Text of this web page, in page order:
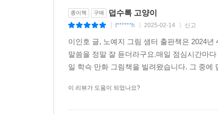
종이책 구매 덥수록 고양이
t******h 2025-02-14 신고
이인호 글, 노예지 그림 샘터 출판책은 2024
말씀을 정말 잘 듣더라구요.매일 점심시간마
일 학슥 만화 그림책을 빌려왔습니다. 그 중
이 리뷰가 도움이 되었나요?